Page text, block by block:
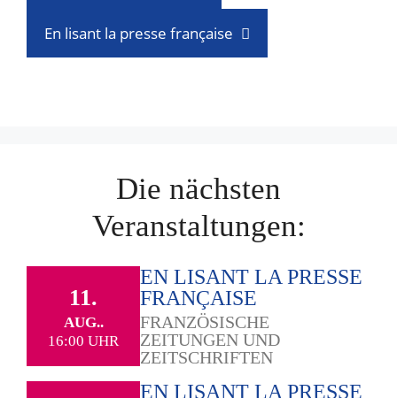
En lisant la presse française
Die nächsten
Veranstaltungen:
11.
AUG..
16:00 UHR
EN LISANT LA PRESSE
FRANÇAISE
FRANZÖSISCHE
ZEITUNGEN UND
ZEITSCHRIFTEN
EN LISANT LA PRESSE